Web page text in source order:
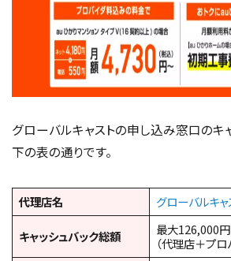
グローバルキャストの申し込み窓口のキ
下の表の通りです。
代理店名 グローバルキャ
キャッシュバック総額
最大126,000
（代理店＋プロ